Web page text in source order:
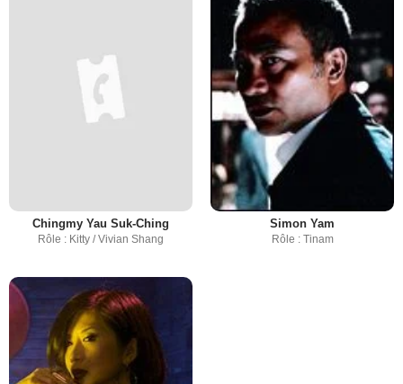
Chingmy Yau Suk-Ching
Rôle : Kitty / Vivian Shang
Simon Yam
Rôle : Tinam